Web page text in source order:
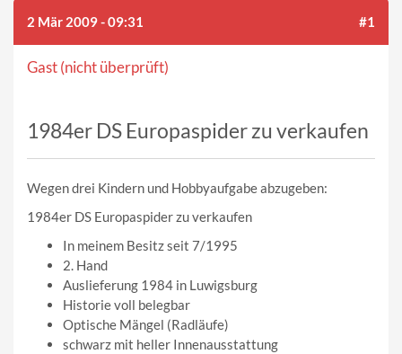
2 Mär 2009 - 09:31 #1
Gast (nicht überprüft)
1984er DS Europaspider zu verkaufen
Wegen drei Kindern und Hobbyaufgabe abzugeben:
1984er DS Europaspider zu verkaufen
In meinem Besitz seit 7/1995
2. Hand
Auslieferung 1984 in Luwigsburg
Historie voll belegbar
Optische Mängel (Radläufe)
schwarz mit heller Innenausstattung